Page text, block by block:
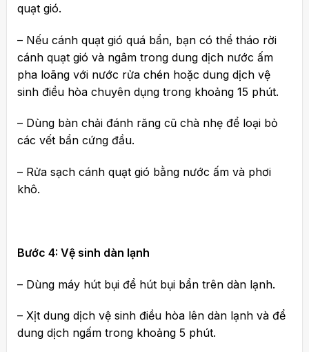
quạt gió.
– Nếu cánh quạt gió quá bẩn, bạn có thể tháo rời
cánh quạt gió và ngâm trong dung dịch nước ấm
pha loãng với nước rửa chén hoặc dung dịch vệ
sinh điều hòa chuyên dụng trong khoảng 15 phút.
– Dùng bàn chải đánh răng cũ chà nhẹ để loại bỏ
các vết bẩn cứng đầu.
– Rửa sạch cánh quạt gió bằng nước ấm và phơi
khô.
Bước 4: Vệ sinh dàn lạnh
– Dùng máy hút bụi để hút bụi bẩn trên dàn lạnh.
– Xịt dung dịch vệ sinh điều hòa lên dàn lạnh và để
dung dịch ngấm trong khoảng 5 phút.